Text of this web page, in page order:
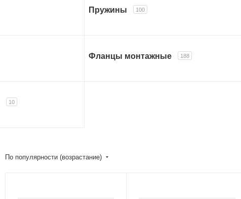
Пружины 100
Фланцы монтажные 188
10
По популярности (возрастание)